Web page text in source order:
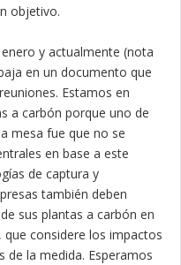
objetivo.
y actualmente (nota
en un documento que
Estamos en
a carbón porque uno de
mesa fue que no se
en base a este
de captura y
también deben
sus plantas a carbón en
que considere los impactos
de la medida. Esperamos